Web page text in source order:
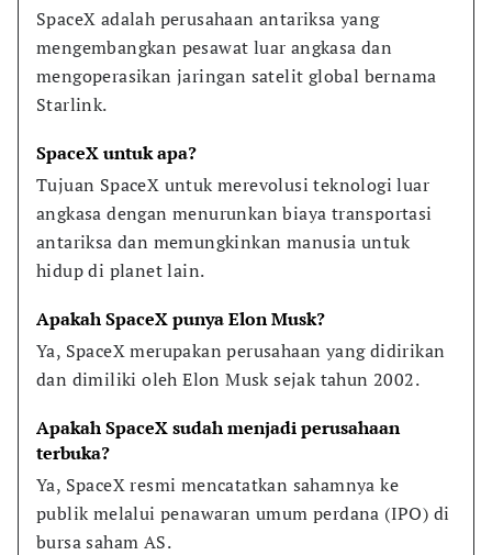
SpaceX adalah perusahaan antariksa yang
mengembangkan pesawat luar angkasa dan
mengoperasikan jaringan satelit global bernama
Starlink.
SpaceX untuk apa?
Tujuan SpaceX untuk merevolusi teknologi luar
angkasa dengan menurunkan biaya transportasi
antariksa dan memungkinkan manusia untuk
hidup di planet lain.
Apakah SpaceX punya Elon Musk?
Ya, SpaceX merupakan perusahaan yang didirikan
dan dimiliki oleh Elon Musk sejak tahun 2002.
Apakah SpaceX sudah menjadi perusahaan
terbuka?
Ya, SpaceX resmi mencatatkan sahamnya ke
publik melalui penawaran umum perdana (IPO) di
bursa saham AS.